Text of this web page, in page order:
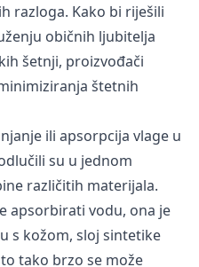
razloga. Kako bi riješili
običnih ljubitelja
šetnji, proizvođači
štetnih
ili apsorpcija vlage u
su u jednom
različitih materijala.
apsorbirati vodu, ona je
s kožom, sloj sintetike
tako brzo se može